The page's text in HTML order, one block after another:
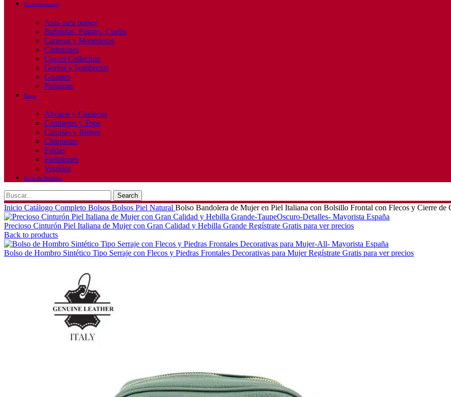
Complementos
Asas para bolsos
Bufandas, Fulares, Cuello
Carteras y Monederos
Cinturones
Coveri Collection
Gorros y Sombreros
Guantes
Paraguas
Ropa
Abrigos y Chalecos
Camisetas y Tops
Camisas y Blusas
Chaquetas
Faldas
Pantalones
Vestidos
Guía de Pedidos
Search
Inicio Catálogo Completo Bolsos Bolsos Piel Natural Bolso Bandolera de Mujer en Piel Italiana con Bolsillo Frontal con Flecos y Cierre de
Precioso Cinturón Piel Italiana de Mujer con Gran Calidad y Hebilla Grande Regístrate Gratis para ver precios
Back to products
Bolso de Hombro Sintético Tipo Serraje con Flecos y Piedras Frontales Decorativas para MujerRegístrate Gratis para ver precios